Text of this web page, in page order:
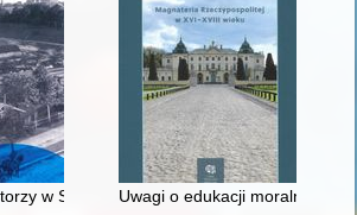
w Sopocie : prestiż finansowy i
Uwagi o edukacji moralnej